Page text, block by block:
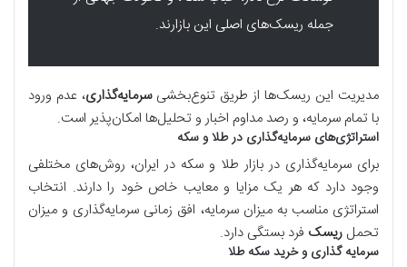
جمله ریسک‌های اصلی این بازارند.
مدیریت این ریسک‌ها از طریق تنوع‌بخشی سرمایه‌گذاری، عدم ورود
با تمام سرمایه، و رصد مداوم اخبار و تحلیل‌ها امکان‌پذیر است.
استراتژی‌های سرمایه‌گذاری در طلا و سکه
برای سرمایه‌گذاری در بازار طلا و سکه در ایران، روش‌های مختلفی
وجود دارد که هر یک مزایا و معایب خاص خود را دارند. انتخاب
استراتژی مناسب به میزان سرمایه، افق زمانی سرمایه‌گذاری و میزان
تحمل ریسک فرد بستگی دارد.
سرمایه‌ گذاری و خرید سکه طلا